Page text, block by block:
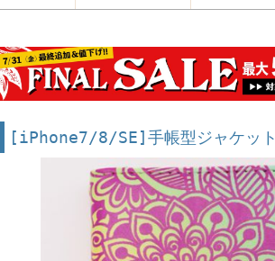
[iPhone7/8/SE]手帳型ジャケット